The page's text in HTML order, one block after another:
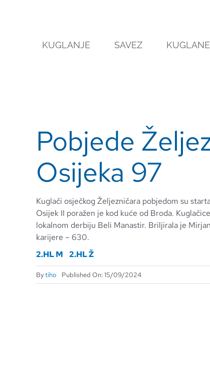
KUGLANJE
SAVEZ KUGLANE
Pobjede
Osijeka 97
Kuglači osječkog Željezničara pobjedom su
Osijek II poražen je kod kuće od Broda.
lokalnom derbiju Beli Manastir. Briljirala je
karijere – 630.
2.HL M
2.HL Ž
Bytiho Published On: 15/09/2024